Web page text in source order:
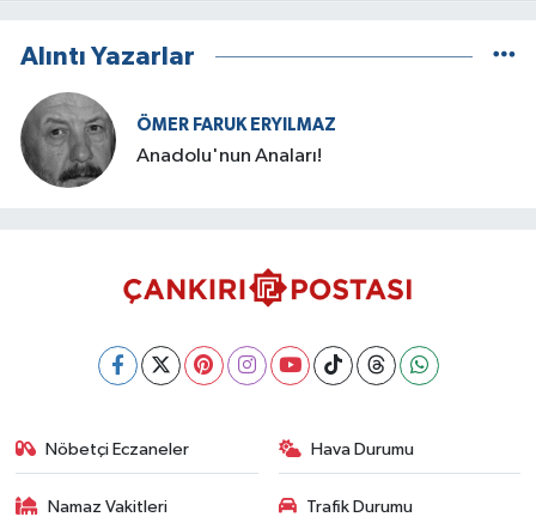
Alıntı Yazarlar
ÖMER FARUK ERYILMAZ
Anadolu'nun Anaları!
Nöbetçi Eczaneler Hava Durumu
Namaz Vakitleri Trafik Durumu